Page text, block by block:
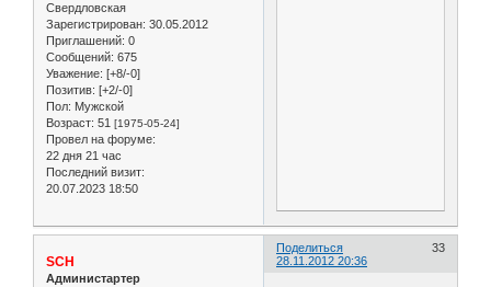
Свердловская
Зарегистрирован: 30.05.2012
Приглашений: 0
Сообщений: 675
Уважение: [+8/-0]
Позитив: [+2/-0]
Пол: Мужской
Возраст: 51 [1975-05-24]
Провел на форуме:
22 дня 21 час
Последний визит:
20.07.2023 18:50
Поделиться
33
28.11.2012 20:36
SCH
Администартер